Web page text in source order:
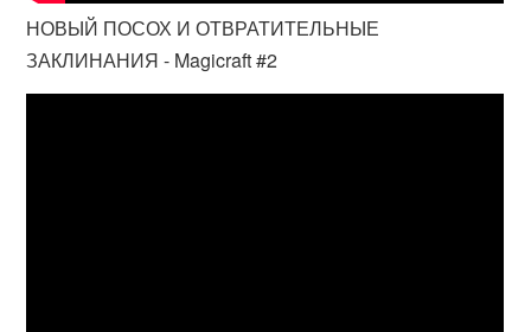
НОВЫЙ ПОСОХ И ОТВРАТИТЕЛЬНЫЕ
ЗАКЛИНАНИЯ - Magicraft #2